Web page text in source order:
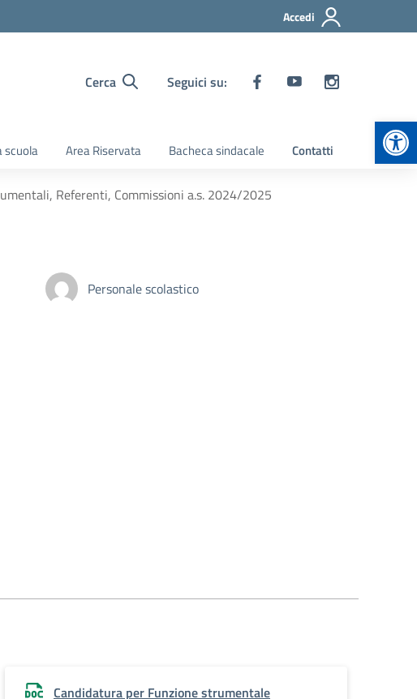
Accedi
Cerca Seguici su:
scuola Area Riservata Bacheca sindacale Contatti
Referenti, Commissioni a.s. 2024/2025
Personale scolastico
Candidatura per Funzione strumentale